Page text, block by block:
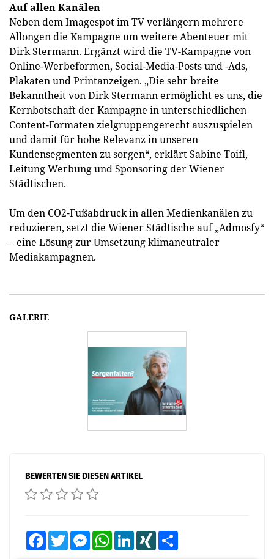
Auf allen Kanälen
Neben dem Imagespot im TV verlängern mehrere
Allongen die Kampagne um weitere Abenteuer mit
Dirk Stermann. Ergänzt wird die TV-Kampagne von
Online-Werbeformen, Social-Media-Posts und -Ads,
Plakaten und Printanzeigen. „Die sehr breite
Bekanntheit von Dirk Stermann ermöglicht es uns, die
Kernbotschaft der Kampagne in unterschiedlichen
Content-Formaten zielgruppengerecht auszuspielen
und damit für hohe Relevanz in unseren
Kundensegmenten zu sorgen“, erklärt Sabine Toifl,
Leitung Werbung und Sponsoring der Wiener
Städtischen.
Um den CO2-Fußabdruck in allen Medienkanälen zu
reduzieren, setzt die Wiener Städtische auf „Admosfy“
– eine Lösung zur Umsetzung klimaneutraler
Mediakampagnen.
GALERIE
BEWERTEN SIE DIESEN ARTIKEL
FacebookTwitter MessengerWhatsAppLinkedInXING